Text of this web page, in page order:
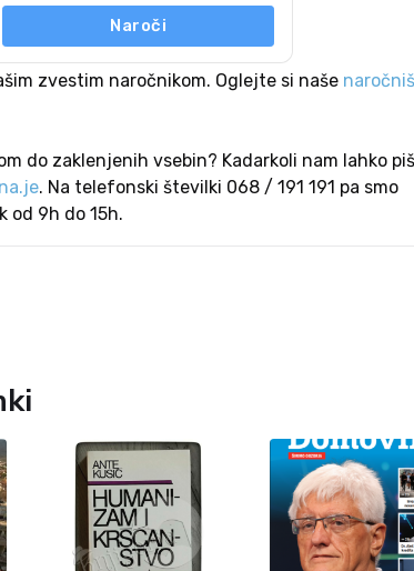
Naroči
zvestim naročnikom. Oglejte si naše
do zaklenjenih vsebin? Kadarkoli nam lahko
. Na telefonski številki 068 / 191 191 pa smo
od 9h do 15h.